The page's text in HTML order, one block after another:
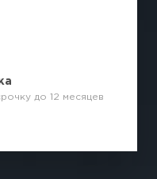
до 12 месяцев